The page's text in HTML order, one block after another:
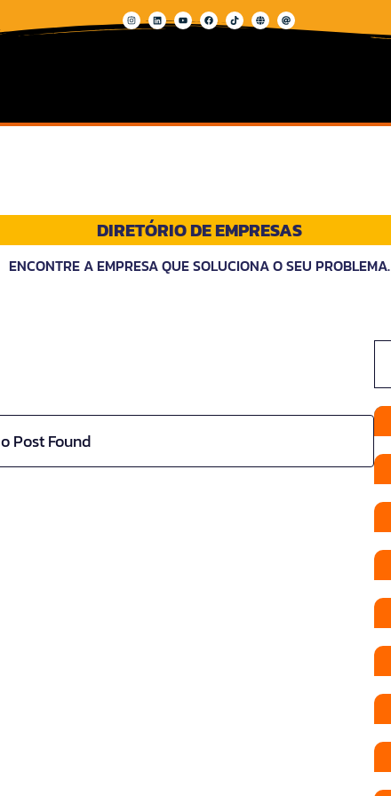
DIRETÓRIO DE EMPRESAS
ENCONTRE A EMPRESA QUE SOLUCIONA O SEU PROBLEMA.
Post Found